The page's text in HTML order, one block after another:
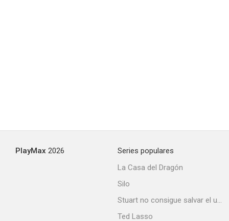
PlayMax 2026
Series populares
La Casa del Dragón
Silo
Stuart no consigue salvar el universo
Ted Lasso